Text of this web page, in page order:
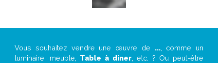
Vous souhaitez vendre une œuvre de ..., comme un
luminaire, meuble, Table à diner , etc. ? Ou peut-être